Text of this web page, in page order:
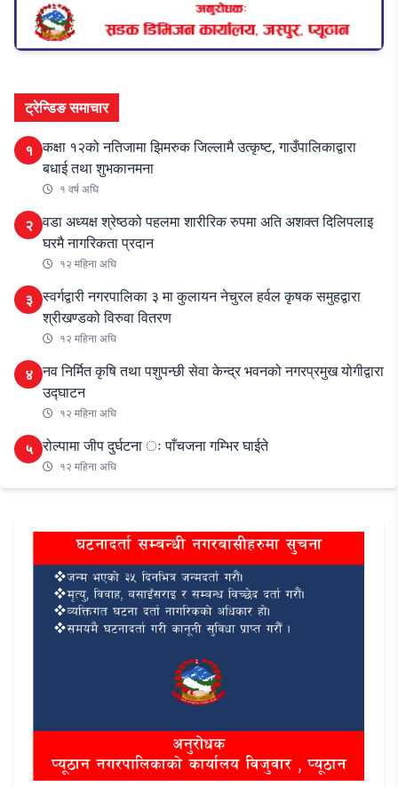
ट्रेन्डिङ समाचार
१ कक्षा १२को नतिजामा झिमरुक जिल्लामै उत्कृष्ट, गाउँपालिकाद्वारा
बधाई तथा शुभकानमना
१ वर्ष अघि
२ वडा अध्यक्ष श्रेष्ठको पहलमा शारीरिक रुपमा अति अशक्त दिलिपलाइ
घरमै नागरिकता प्रदान
१२ महिना अघि
३ स्वर्गद्वारी नगरपालिका ३ मा कुलायन नेचुरल हर्वल कृषक समुहद्वारा
श्रीखण्डको विरुवा वितरण
१२ महिना अघि
४ नव निर्मित कृषि तथा पशुपन्छी सेवा केन्द्र भवनको नगरप्रमुख योगीद्वारा
उद्घाटन
१२ महिना अघि
५ रोल्पामा जीप दुर्घटना ः पाँचजना गम्भिर घाईते
१२ महिना अघि